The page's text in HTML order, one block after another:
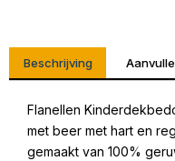
Beschrijving
Flanellen
met beer met hart en
gemaakt van 100%